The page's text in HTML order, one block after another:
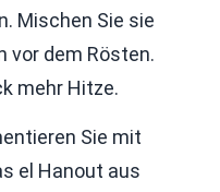
Mischen Sie sie
vor dem Rösten.
mehr Hitze.
Sie mit
el Hanout aus